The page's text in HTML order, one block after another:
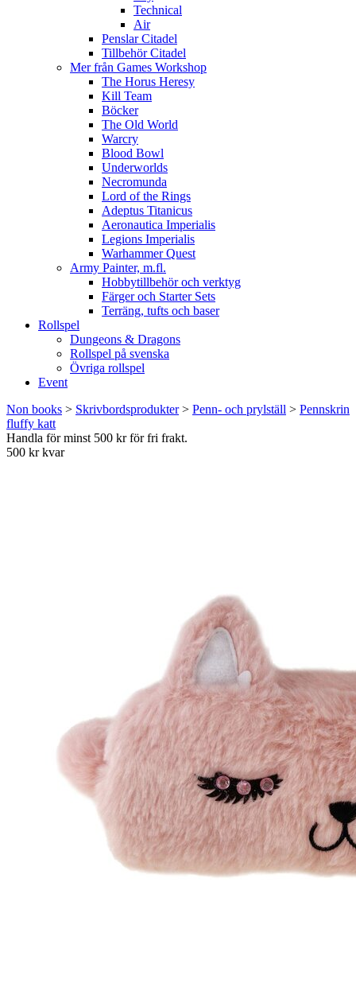
Technical
Air
Penslar Citadel
Tillbehör Citadel
Mer från Games Workshop
The Horus Heresy
Kill Team
Böcker
The Old World
Warcry
Blood Bowl
Underworlds
Necromunda
Lord of the Rings
Adeptus Titanicus
Aeronautica Imperialis
Legions Imperialis
Warhammer Quest
Army Painter, m.fl.
Hobbytillbehör och verktyg
Färger och Starter Sets
Terräng, tufts och baser
Rollspel
Dungeons & Dragons
Rollspel på svenska
Övriga rollspel
Event
Non books > Skrivbordsprodukter> Penn- och prylställ > Pennskrin
fluffy katt
Handla för minst 500 kr för fri frakt.
500 kr kvar